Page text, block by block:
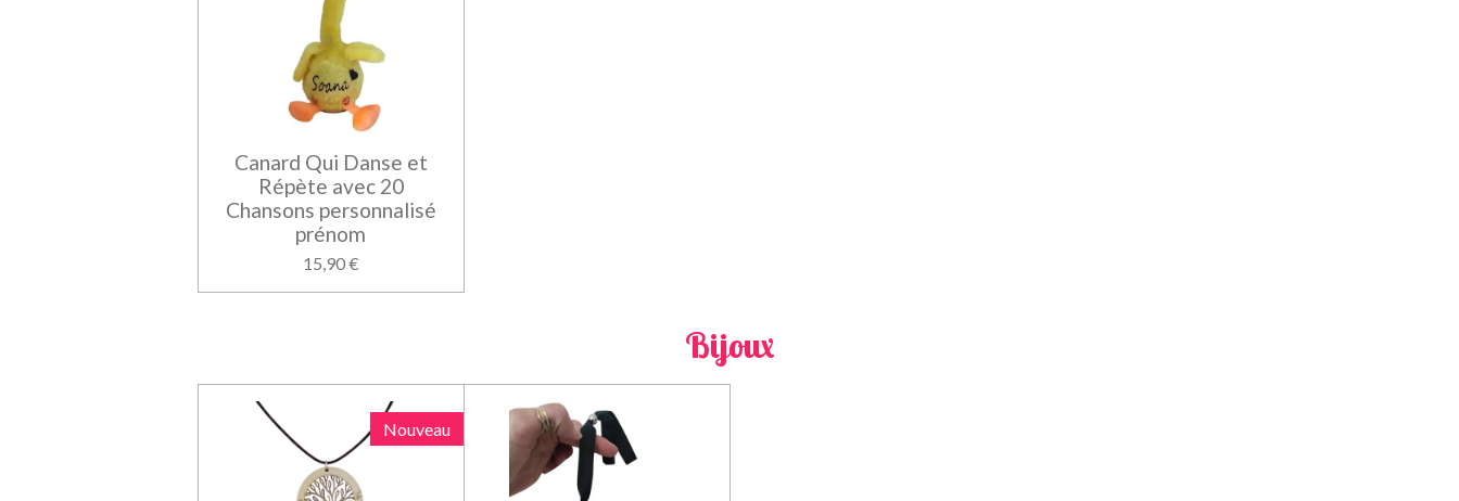
Canard Qui Danse et
Répète avec 20
Chansons personnalisé
prénom
15,90 €
Bijoux
Nouveau